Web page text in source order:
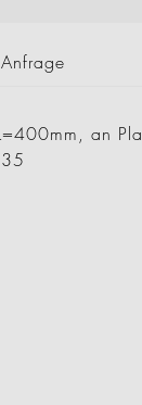
Anfrage
an